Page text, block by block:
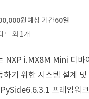
원예상 기간60일
드 외 1개
NXP i.MX8M Mini 디
하기 위한 시스템 설계
프레임워